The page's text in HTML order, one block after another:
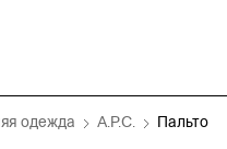
одежда A.P.C. Пальто